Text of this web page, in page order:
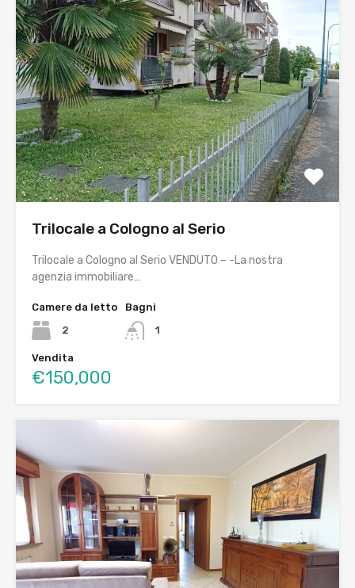
Trilocale a Cologno al Serio
Trilocale a Cologno al Serio VENDUTO – -La nostra
agenzia immobiliare…
Camere da letto
2
Bagni
1
Vendita
€150,000